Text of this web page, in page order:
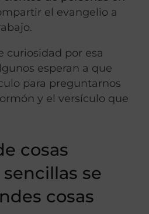
el evangelio a
curiosidad por esa
esperan a que
para preguntarnos
y el versículo que
cosas
se
cosas